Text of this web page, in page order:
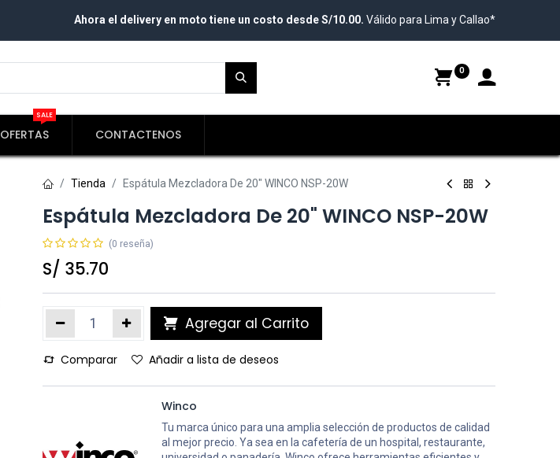
Ahora el delivery en moto tiene un costo desde S/10.00. Válido para Lima y Callao*
0
OFERTAS
SALE
CONTACTENOS
Tienda Espátula Mezcladora De 20" WINCO NSP-20W
Espátula Mezcladora De 20" WINCO NSP-20W
(0 reseña)
S/ 35.70
Agregar al Carrito
Comparar Añadir a lista de deseos
Winco
Tu marca único para una amplia selección de productos de calidad
al mejor precio. Ya sea en la cafetería de un hospital, restaurante,